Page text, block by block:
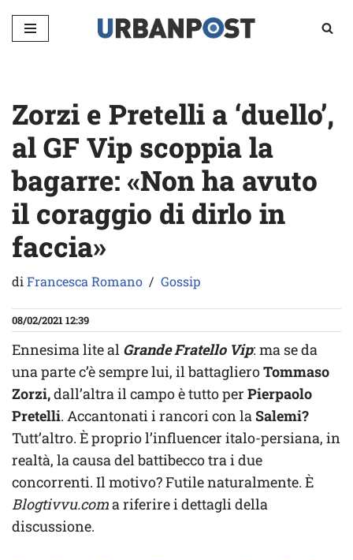
Vai
Zorzi e Pretelli a ‘duello’,
al GF Vip scoppia la
bagarre: «Non ha avuto
il coraggio di dirlo in
faccia»
diFrancesca Romano Gossip
08/02/2021 12:39
Ennesima lite al Grande Fratello Vip: ma se da
una parte c’è sempre lui, il battaglieroTommaso
Zorzi,dall’altra il campo è tutto per Pierpaolo
Pretelli. Accantonati i rancori con laSalemi?
Tutt’altro. È proprio l’influencer italo-persiana, in
realtà, la causa del battibecco tra i due
concorrenti. Il motivo? Futile naturalmente. È
Blogtivvu.coma riferire i dettagli della
discussione.